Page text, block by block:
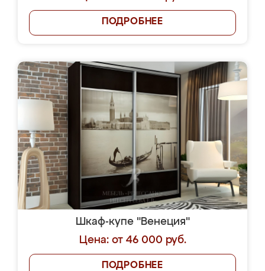
ПОДРОБНЕЕ
Шкаф-купе "Венеция"
Цена: от 46 000 руб.
ПОДРОБНЕЕ